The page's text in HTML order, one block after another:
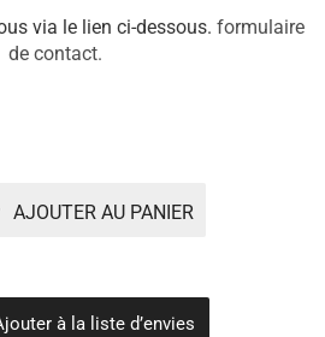
via le lien ci-dessous. formulaire
de contact.
AJOUTER AU PANIER
à la liste d’envies